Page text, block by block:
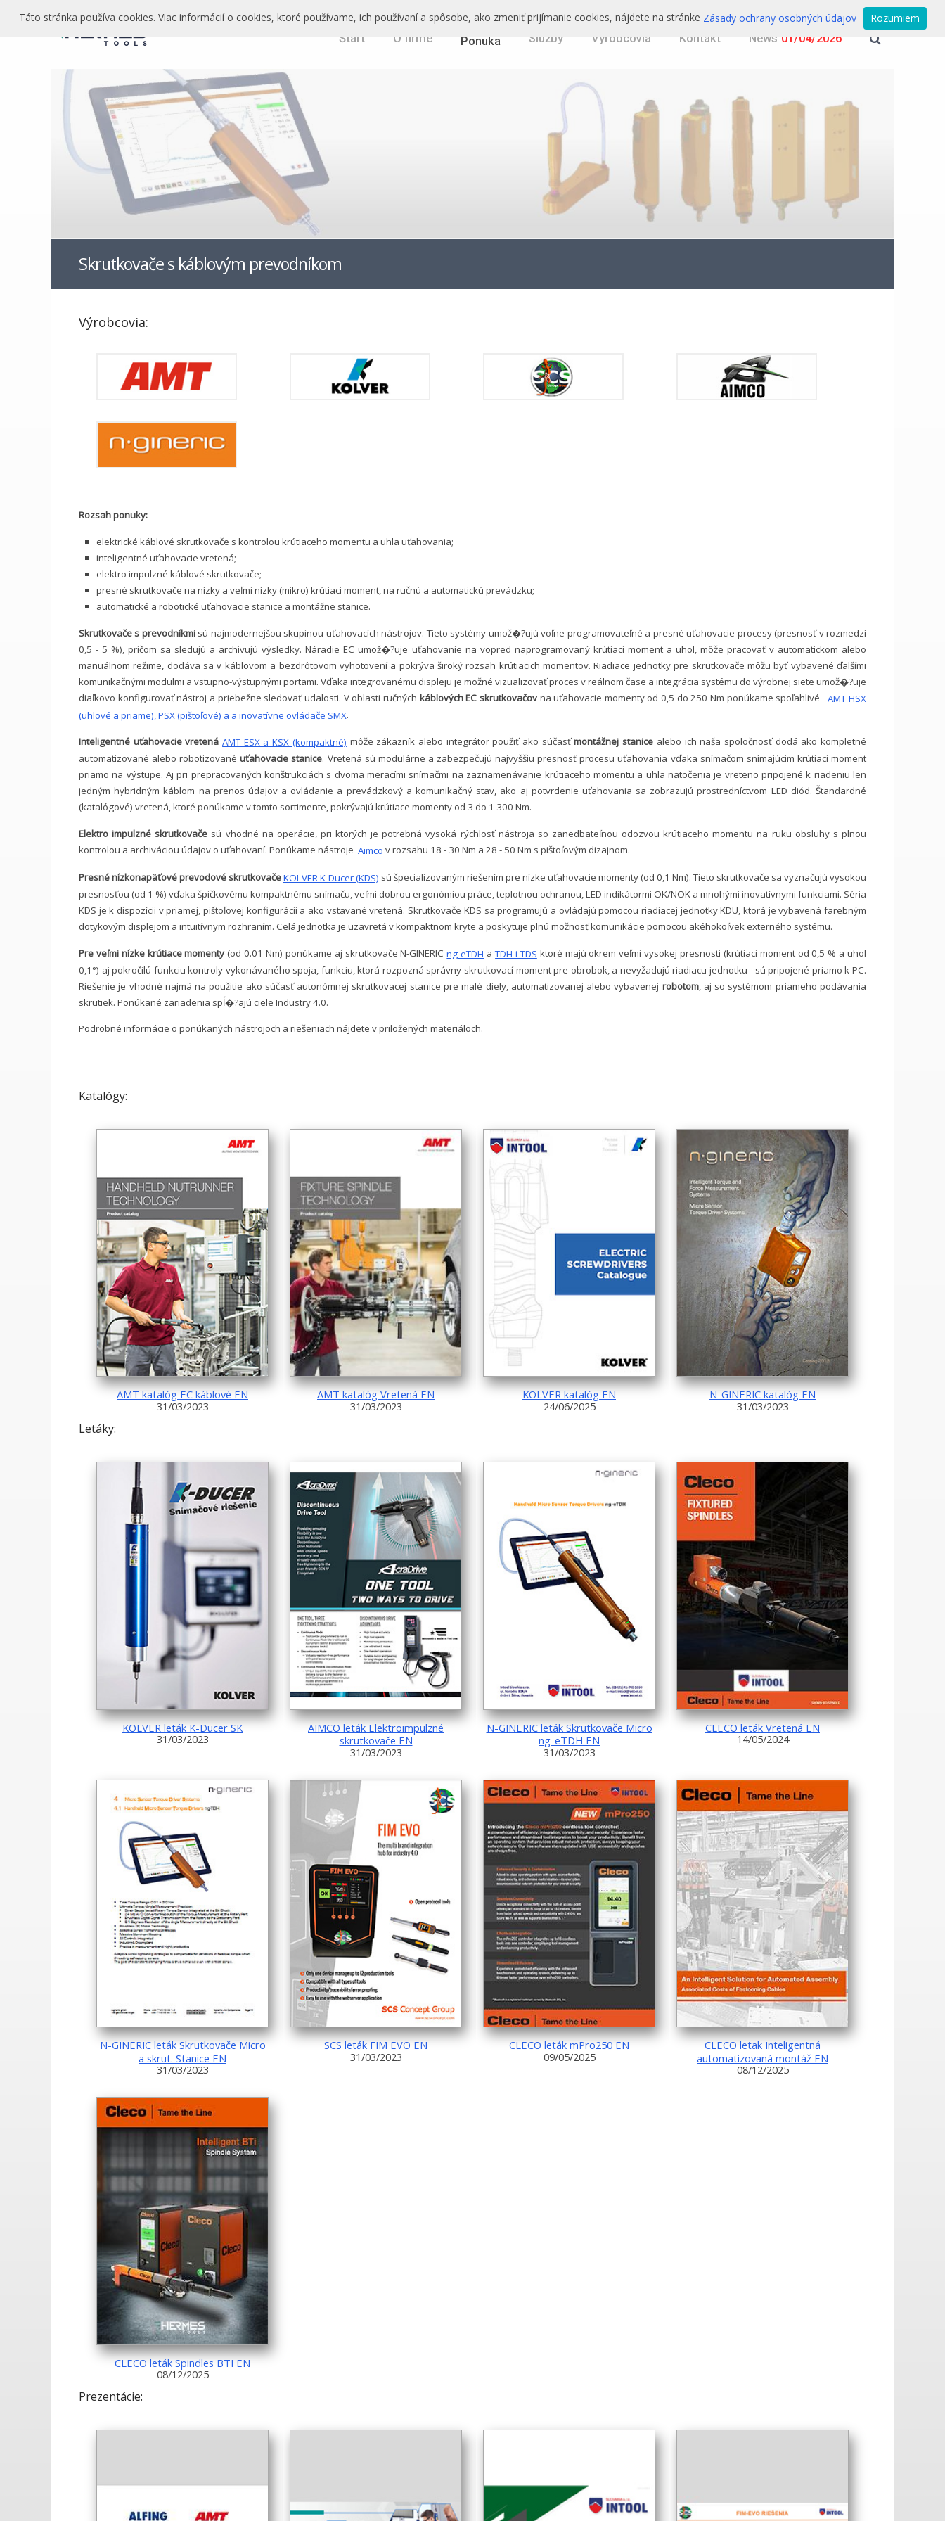
Štart O firme Ponuka Služby Výrobcovia Kontakt News 01/04/2026
Skrutkovače s káblovým prevodníkom
Výrobcovia:
Rozsah ponuky:
elektrické káblové skrutkovače s kontrolou krútiaceho momentu a uhla uťahovania;
inteligentné uťahovacie vretená;
elektro impulzné káblové skrutkovače;
presné skrutkovače na nízky a veľmi nízky (mikro) krútiaci moment, na ručnú a automatickú prevádzku;
automatické a robotické uťahovacie stanice a montážne stanice.
Skrutkovače s prevodníkmisú najmodernejšou skupinou uťahovacích nástrojov. Tieto systémy umož�?ujú voľne programovateľné a presné uťahovacie procesy (presnosť v rozmedzí
0,5 - 5 %), pričom sa sledujú a archivujú výsledky. Náradie EC umož�?uje uťahovanie na vopred naprogramovaný krútiaci moment a uhol, môže pracovať v automatickom alebo
manuálnom režime, dodáva sa v káblovom a bezdrôtovom vyhotovení a pokrýva široký rozsah krútiacich momentov. Riadiace jednotky pre skrutkovače môžu byť vybavené ďalšími
komunikačnými modulmi a vstupno-výstupnými portami. Vďaka integrovanému displeju je možné vizualizovať proces v reálnom čase a integrácia systému do výrobnej siete umož�?uje
diaľkovo konfigurovať nástroj a priebežne sledovať udalosti. V oblasti ručných káblových EC skrutkovačovna uťahovacie momenty od 0,5 do 250 Nm ponúkame spoľahlivéAMT HSX
(uhlové a priame), PSX (pištoľové) a a inovatívne ovládače SMX.
Inteligentné uťahovacie vretenáAMT ESX a KSX (kompaktné) môže zákazník alebo integrátor použiť ako súčasťmontážnej stanice alebo ich naša spoločnosť dodá ako kompletné
automatizované alebo robotizovanéuťahovacie stanice. Vretená sú modulárne a zabezpečujú najvyššiu presnosť procesu uťahovania vďaka snímačom snímajúcim krútiaci moment
priamo na výstupe. Aj pri prepracovaných konštrukciách s dvoma meracími snímačmi na zaznamenávanie krútiaceho momentu a uhla natočenia je vreteno pripojené k riadeniu len
jedným hybridným káblom na prenos údajov a ovládanie a prevádzkový a komunikačný stav, ako aj potvrdenie uťahovania sa zobrazujú prostredníctvom LED diód. Štandardné
(katalógové) vretená, ktoré ponúkame v tomto sortimente, pokrývajú krútiace momenty od 3 do 1 300 Nm.
Elektro impulzné skrutkovače sú vhodné na operácie, pri ktorých je potrebná vysoká rýchlosť nástroja so zanedbateľnou odozvou krútiaceho momentu na ruku obsluhy s plnou
kontrolou a archiváciou údajov o uťahovaní. Ponúkame nástroje Aimco v rozsahu 18 - 30 Nm a 28 - 50 Nm s pištoľovým dizajnom.
Presné nízkonapäťové prevodové skrutkovačeKOLVER K-Ducer (KDS) sú špecializovaným riešením pre nízke uťahovacie momenty (od 0,1 Nm). Tieto skrutkovače sa vyznačujú vysokou
presnosťou (od 1 %) vďaka špičkovému kompaktnému snímaču, veľmi dobrou ergonómiou práce, teplotnou ochranou, LED indikátormi OK/NOK a mnohými inovatívnymi funkciami. Séria
KDS je k dispozícii v priamej, pištoľovej konfigurácii a ako vstavané vretená. Skrutkovače KDS sa programujú a ovládajú pomocou riadiacej jednotky KDU, ktorá je vybavená farebným
dotykovým displejom a intuitívnym rozhraním. Celá jednotka je uzavretá v kompaktnom kryte a poskytuje plnú možnosť komunikácie pomocou akéhokoľvek externého systému.
Pre veľmi nízke krútiace momenty (od 0.01 Nm) ponúkame aj skrutkovače N-GINERICng-eTDH aTDH i TDS ktoré majú okrem veľmi vysokej presnosti (krútiaci moment od 0,5 % a uhol
0,1°) aj pokročilú funkciu kontroly vykonávaného spoja, funkciu, ktorá rozpozná správny skrutkovací moment pre obrobok, a nevyžadujú riadiacu jednotku - sú pripojené priamo k PC.
Riešenie je vhodné najmä na použitie ako súčasť autonómnej skrutkovacej stanice pre malé diely, automatizovanej alebo vybavenej robotom, aj so systémom priameho podávania
skrutiek. Ponúkané zariadenia spĺ�?ajú ciele Industry 4.0.
Podrobné informácie o ponúkaných nástrojoch a riešeniach nájdete v priložených materiáloch.
Katalógy:
AMT katalóg EC káblové EN
31/03/2023
AMT katalóg Vretená EN
31/03/2023
KOLVER katalóg EN
24/06/2025
N-GINERIC katalóg EN
31/03/2023
Letáky:
KOLVER leták K-Ducer SK
31/03/2023
AIMCO leták Elektroimpulzné
skrutkovače EN
31/03/2023
N-GINERIC leták Skrutkovače Micro
ng-eTDH EN
31/03/2023
CLECO leták Vretená EN
14/05/2024
N-GINERIC leták Skrutkovače Micro
a skrut. Stanice EN
31/03/2023
SCS leták FIM EVO EN
31/03/2023
CLECO leták mPro250 EN
09/05/2025
CLECO letak Inteligentná
automatizovaná montáž EN
08/12/2025
CLECO leták Spindles BTI EN
08/12/2025
Prezentácie:
Táto stránka používa cookies. Viac informácií o cookies, ktoré používame, ich používaní a spôsobe, ako zmeniť prijímanie cookies, nájdete na stránke Zásady ochrany osobných údajov Rozumiem